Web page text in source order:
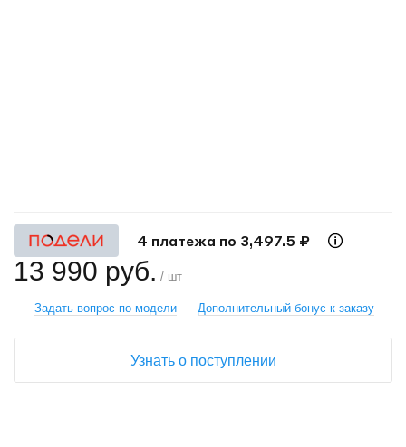
4 платежа по 3,497.5 ₽
13 990 руб. / шт
Задать вопрос по модели Дополнительный бонус к заказу
Узнать о поступлении